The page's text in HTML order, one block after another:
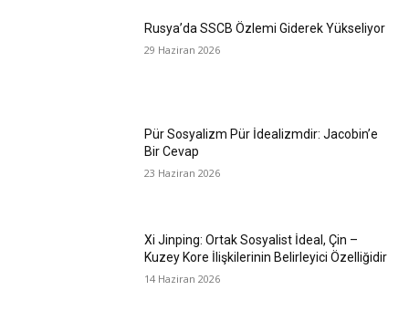
Rusya’da SSCB Özlemi Giderek Yükseliyor
29 Haziran 2026
Pür Sosyalizm Pür İdealizmdir: Jacobin’e
Bir Cevap
23 Haziran 2026
Xi Jinping: Ortak Sosyalist İdeal, Çin –
Kuzey Kore İlişkilerinin Belirleyici Özelliğidir
14 Haziran 2026